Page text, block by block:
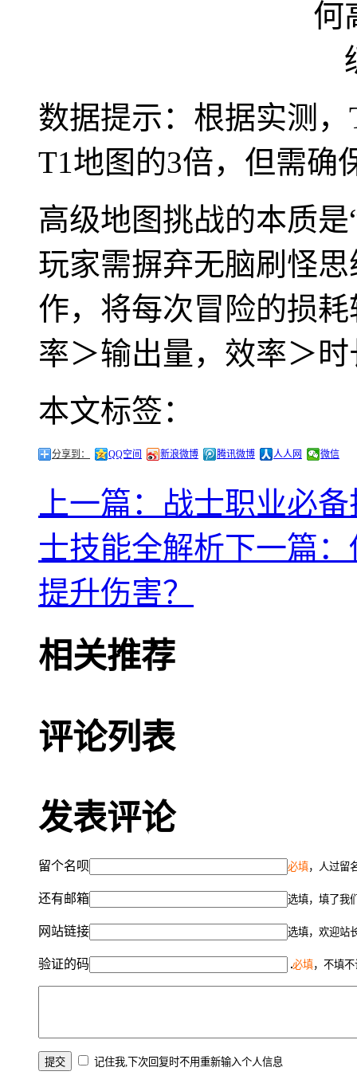
数据提示：根据实测
T1地图的3倍，但需确
高级地图挑战的本质
玩家需摒弃无脑刷怪
作，将每次冒险的损
率＞输出量，效率＞时
本文标签：
分享到： QQ空间 新浪微博 腾讯微博 人人网 微信
上一篇：战士职业必
士技能全解析下一篇
提升伤害？
相关推荐
评论列表
发表评论
留个名呗 必填，人过留
还有邮箱 选填，填了我
网站链接 选填，欢迎站
验证的码 必填，不填
记住我,下次回复时不用重新输入个人信息